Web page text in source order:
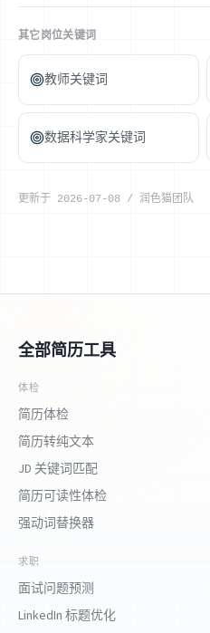
口,但不卖「保证过筛」的焦虑
其它岗位关键词
教师关键词
数据科学家关键词
更新于 2026-07-08 / 润色猫团队
全部简历工具
体检
简历体检
简历转纯文本
JD 关键词匹配
简历可读性体检
强动词替换器
求职
面试问题预测
LinkedIn 标题优化